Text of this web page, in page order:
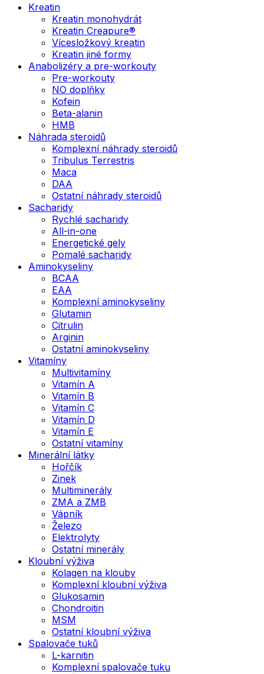
Kreatin
Kreatin monohydrát
Kreatin Creapure®
Vícesložkový kreatin
Kreatin jiné formy
Anabolizéry a pre-workouty
Pre-workouty
NO doplňky
Kofein
Beta-alanin
HMB
Náhrada steroidů
Komplexní náhrady steroidů
Tribulus Terrestris
Maca
DAA
Ostatní náhrady steroidů
Sacharidy
Rychlé sacharidy
All-in-one
Energetické gely
Pomalé sacharidy
Aminokyseliny
BCAA
EAA
Komplexní aminokyseliny
Glutamin
Citrulin
Arginin
Ostatní aminokyseliny
Vitamíny
Multivitamíny
Vitamín A
Vitamín B
Vitamín C
Vitamín D
Vitamín E
Ostatní vitamíny
Minerální látky
Hořčík
Zinek
Multiminerály
ZMA a ZMB
Vápník
Železo
Elektrolyty
Ostatní minerály
Kloubní výživa
Kolagen na klouby
Komplexní kloubní výživa
Glukosamin
Chondroitin
MSM
Ostatní kloubní výživa
Spalovače tuků
L-karnitin
Komplexní spalovače tuku